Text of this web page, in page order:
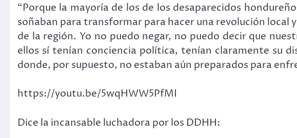
“Porque la mayoría de los de los desaparecidos
soñaban para transformar para hacer una revolución local
de la región. Yo no puedo negar, no puedo decir que
ellos sí tenían conciencia política, tenían claramente su
donde, por supuesto, no estaban aún preparados para
https://youtu.be/5wqHWW5PfMI
Dice la incansable luchadora por los DDHH: